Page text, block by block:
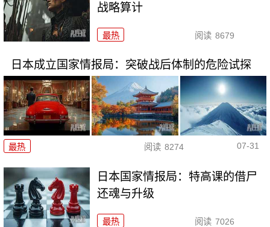
战略算计
最热 阅读 8679
日本成立国家情报局：突破战后体制的危险试探
最热 阅读 8274 07-31
日本国家情报局：特高课的借尸
还魂与升级
最热 阅读 7026